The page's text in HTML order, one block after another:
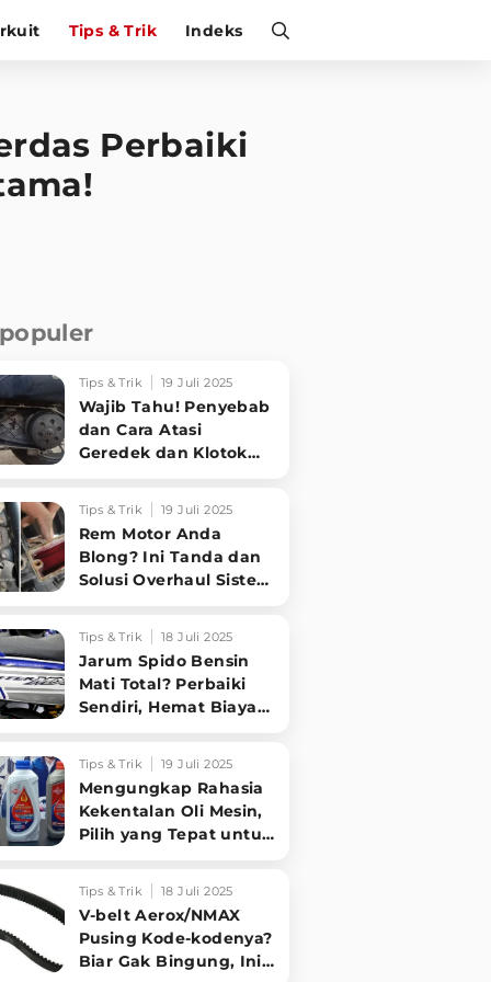
Tips & Trik Indeks
Perbaiki
Tips & Trik 19 Juli 2025
Wajib Tahu! Penyebab
dan Cara Atasi
Geredek dan Klotok
Sampai Tuntas
Tips & Trik 19 Juli 2025
Rem Motor Anda
Blong? Ini Tanda dan
Solusi Overhaul Sistem
Tips & Trik 18 Juli 2025
Jarum Spido Bensin
Mati Total? Perbaiki
Sendiri, Hemat Biaya
Tips & Trik 19 Juli 2025
Mengungkap Rahasia
Kekentalan Oli Mesin,
Pilih yang Tepat untuk
Motormu!
Tips & Trik 18 Juli 2025
V-belt Aerox/NMAX
Pusing Kode-kodenya?
Biar Gak Bingung, Ini